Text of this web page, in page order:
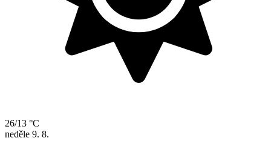
26/13 °C
neděle 9. 8.